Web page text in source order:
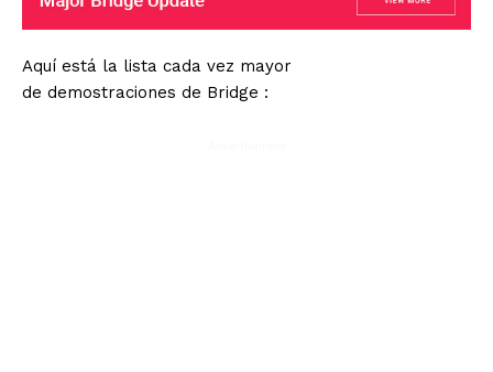
Aquí está la lista cada vez mayor
de demostraciones de Bridge :